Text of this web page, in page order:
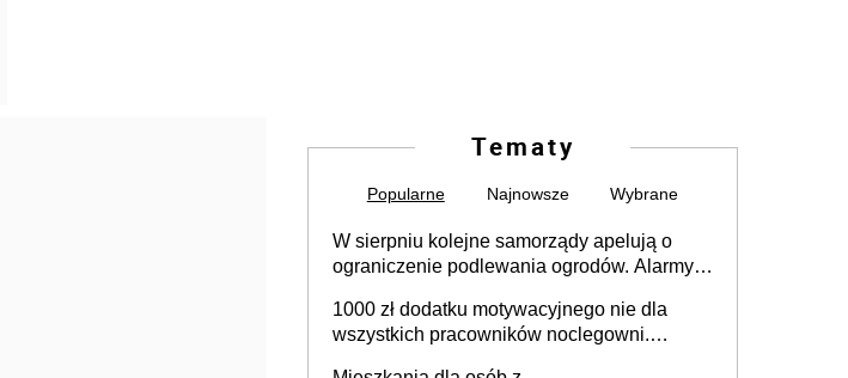
Tematy
Popularne Najnowsze Wybrane
W sierpniu kolejne samorządy apelują o
ograniczenie podlewania ogrodów. Alarmy w
może objąć cały kraj
1000 zł dodatku motywacyjnego nie dla
wszystkich pracowników noclegowni.